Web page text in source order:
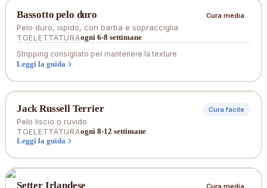
Bassotto pelo duro Cura media
Pelo duro, ispido, con barba e sopracciglia
TOELETTATURAogni 6-8 settimane
Stripping consigliato per mantenere la texture
Leggi la guida
Jack Russell Terrier Cura facile
Pelo liscio o ruvido
TOELETTATURAogni 8-12 settimane
Leggi la guida
Setter Irlandese Cura media